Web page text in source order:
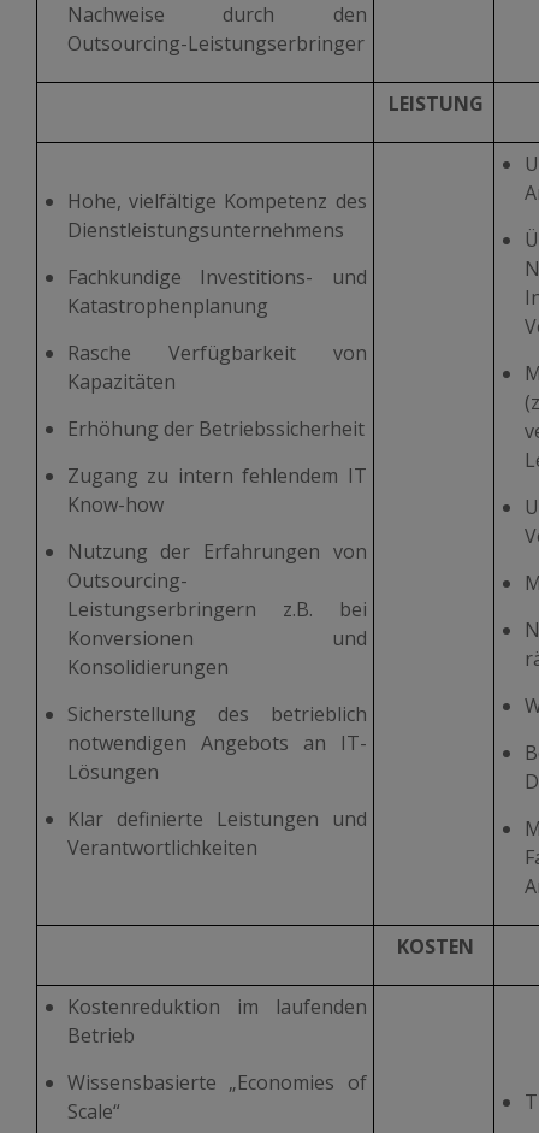
Nachweise durch den
Outsourcing-Leistungserbringer
LEISTUNG
Hohe, vielfältige Kompetenz des
Dienstleistungsunternehmens
Fachkundige Investitions- und
Katastrophenplanung
Rasche Verfügbarkeit von
Kapazitäten
Erhöhung der Betriebssicherheit
Zugang zu intern fehlendem IT
Know-how
Nutzung der Erfahrungen von
Outsourcing-
Leistungserbringern z.B. bei
Konversionen und
Konsolidierungen
Sicherstellung des betrieblich
notwendigen Angebots an IT-
Lösungen
Klar definierte Leistungen und
Verantwortlichkeiten
KOSTEN
Kostenreduktion im laufenden
Betrieb
Wissensbasierte „Economies of
Scale“